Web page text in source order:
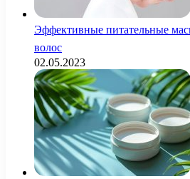
Эффективные питательные
волос
02.05.2023